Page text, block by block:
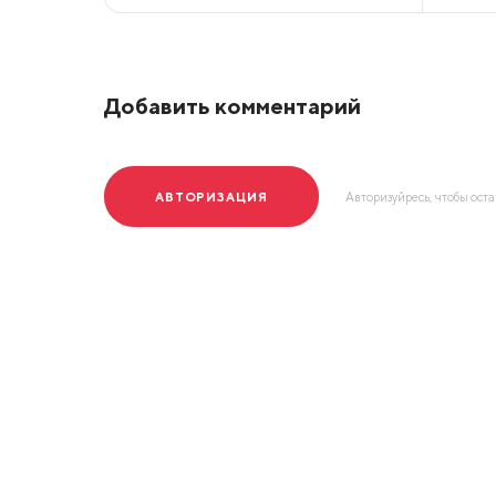
Добавить комментарий
АВТОРИЗАЦИЯ Авторизуйресь, чтобы